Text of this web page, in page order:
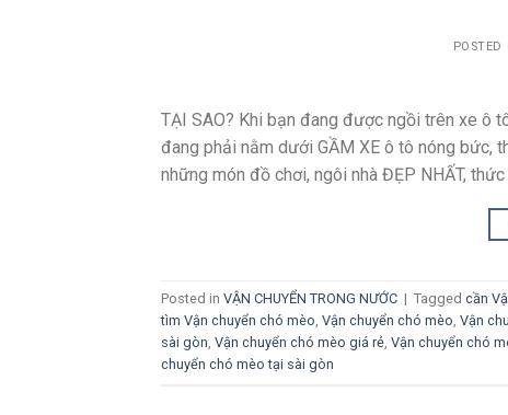
POSTED
TẠI SAO? Khi bạn đang được ngồi trên xe ô
đang phải nằm dưới GẦM XE ô tô nóng bức,
những món đồ chơi, ngôi nhà ĐẸP NHẤT, thức
Posted in VẬN CHUYỂN TRONG NƯỚC | Tagged cần
tìm Vận chuyển chó mèo, Vận chuyển chó mèo, Vận
sài gòn, Vận chuyển chó mèo giá rẻ, Vận chuyển chó
chuyển chó mèo tại sài gòn